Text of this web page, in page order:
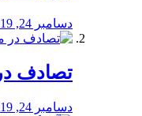
دسامبر 24, 2019
تصادف
دسامبر 24, 2019